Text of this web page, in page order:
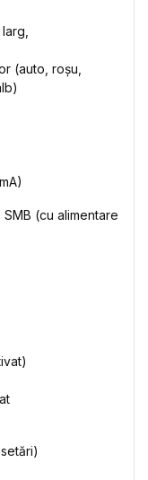
(auto, roșu,
SMB (cu alimentare